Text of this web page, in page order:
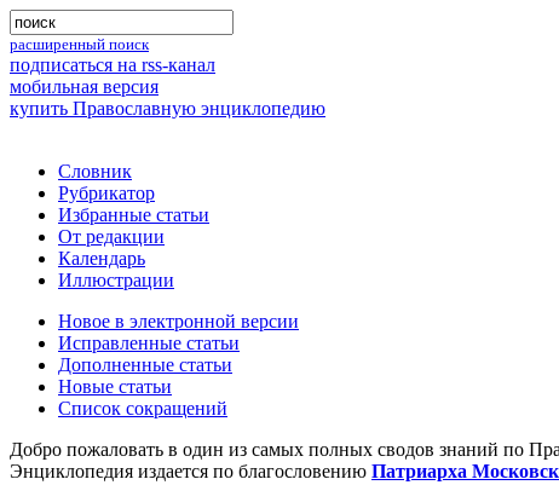
расширенный поиск
подписаться на rss-канал
мобильная версия
купить Православную энциклопедию
Словник
Рубрикатор
Избранные статьи
От редакции
Календарь
Иллюстрации
Новое в электронной версии
Исправленные статьи
Дополненные статьи
Новые статьи
Список сокращений
Добро пожаловать в один из самых полных сводов знаний по
Энциклопедия издается по благословению Патриарха